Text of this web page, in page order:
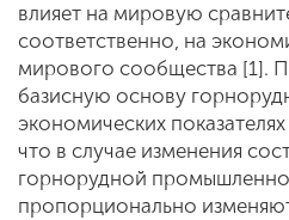
влияет на мировую
соответственно, на
мирового сообщества [1].
базисную основу
экономических
что в случае изменения
горнорудной
пропорционально